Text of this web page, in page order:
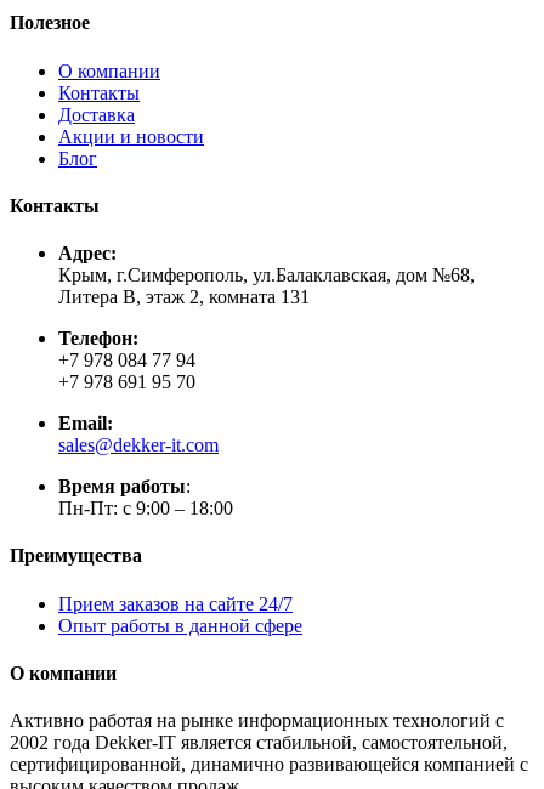
Полезное
О компании
Контакты
Доставка
Акции и новости
Блог
Контакты
Адрес:
Крым, г.Симферополь, ул.Балаклавская, дом №68,
Литера В, этаж 2, комната 131
Телефон:
+7 978 084 77 94
+7 978 691 95 70
Email:
sales@dekker-it.com
Время работы:
Пн-Пт: с 9:00 – 18:00
Преимущества
Прием заказов на сайте 24/7
Опыт работы в данной сфере
О компании
Активно работая на рынке информационных технологий с
2002 года Dekker-IT является стабильной, самостоятельной,
сертифицированной, динамично развивающейся компанией с